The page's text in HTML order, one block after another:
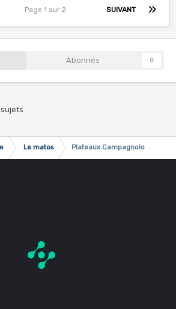
SUIVANT
Page 1 sur 2
Abonnés 0
Le matos Plateaux Campagnolo